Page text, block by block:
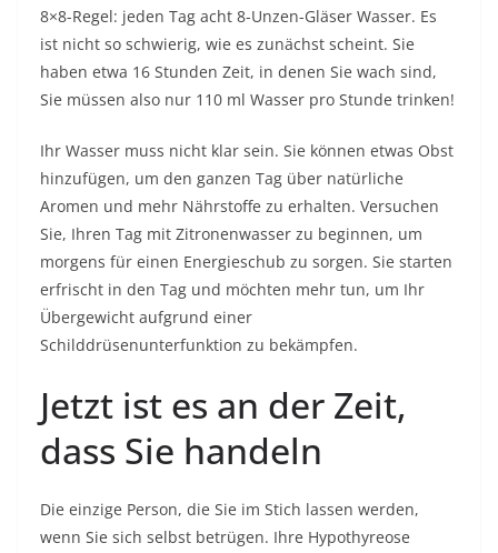
8×8-Regel: jeden Tag acht 8-Unzen-Gläser Wasser. Es
ist nicht so schwierig, wie es zunächst scheint. Sie
haben etwa 16 Stunden Zeit, in denen Sie wach sind,
Sie müssen also nur 110 ml Wasser pro Stunde trinken!
Ihr Wasser muss nicht klar sein. Sie können etwas Obst
hinzufügen, um den ganzen Tag über natürliche
Aromen und mehr Nährstoffe zu erhalten. Versuchen
Sie, Ihren Tag mit Zitronenwasser zu beginnen, um
morgens für einen Energieschub zu sorgen. Sie starten
erfrischt in den Tag und möchten mehr tun, um Ihr
Übergewicht aufgrund einer
Schilddrüsenunterfunktion zu bekämpfen.
Jetzt ist es an der Zeit,
dass Sie handeln
Die einzige Person, die Sie im Stich lassen werden,
wenn Sie sich selbst betrügen. Ihre Hypothyreose